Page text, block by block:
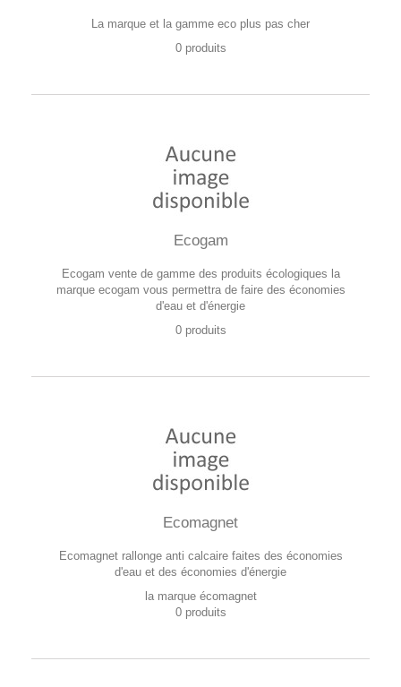
La marque et la gamme eco plus pas cher
0 produits
Ecogam
Ecogam vente de gamme des produits écologiques la
marque ecogam vous permettra de faire des économies
d'eau et d'énergie
0 produits
Ecomagnet
Ecomagnet rallonge anti calcaire faites des économies
d'eau et des économies d'énergie
la marque écomagnet
0 produits